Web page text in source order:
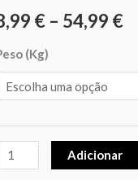
€ – 54,99 €
(Kg)
Adicionar